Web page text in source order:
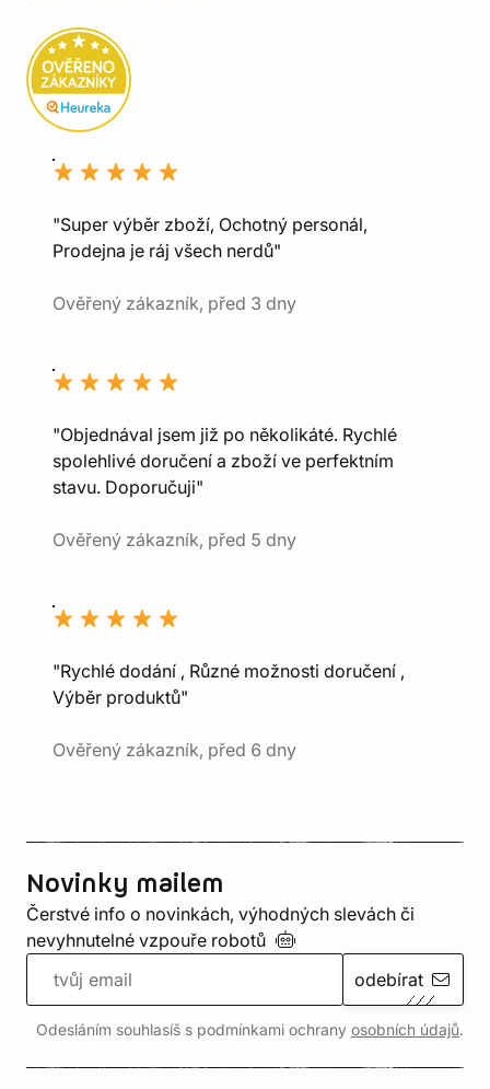
"Super výběr zboží, Ochotný personál,
Prodejna je ráj všech nerdů"
Ověřený zákazník, před 3 dny
"Objednával jsem již po několikáté. Rychlé
spolehlivé doručení a zboží ve perfektním
stavu. Doporučuji"
Ověřený zákazník, před 5 dny
"Rychlé dodání , Různé možnosti doručení ,
Výběr produktů"
Ověřený zákazník, před 6 dny
Novinky mailem
Čerstvé info o novinkách, výhodných slevách či
nevyhnutelné vzpouře robotů
odebírat
Odesláním souhlasíš s podmínkami ochrany osobních údajů.